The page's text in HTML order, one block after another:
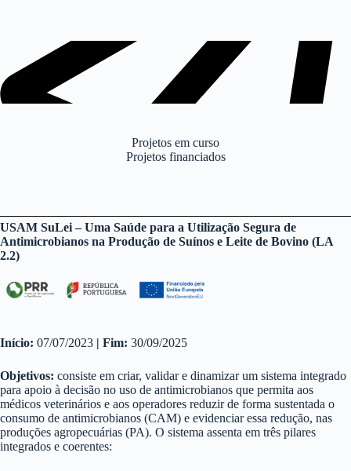
Projetos em curso
Projetos financiados
USAM SuLei – Uma Saúde para a Utilização Segura de
Antimicrobianos na Produção de Suínos e Leite de Bovino (LA
2.2)
Início: 07/07/2023 | Fim: 30/09/2025
Objetivos: consiste em criar, validar e dinamizar um sistema integrado
para apoio à decisão no uso de antimicrobianos que permita aos
médicos veterinários e aos operadores reduzir de forma sustentada o
consumo de antimicrobianos (CAM) e evidenciar essa redução, nas
produções agropecuárias (PA). O sistema assenta em três pilares
integrados e coerentes: